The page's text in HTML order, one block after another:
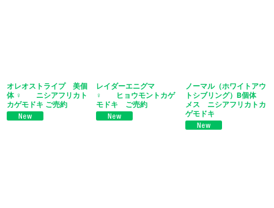
オレオストライプ 美個
体 ♀ ニシアフリカト
カゲモドキ ご売約
レイダーエニグマ
♀ ヒョウモントカゲ
モドキ ご売約
ノーマル（ホワイトアウ
トシブリング）B個体
メス ニシアフリカトカ
ゲモドキ